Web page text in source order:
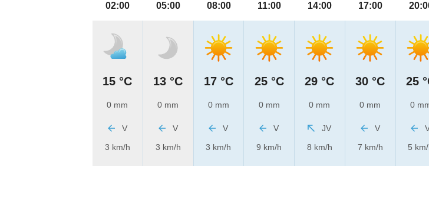
02:00
15 °C
0 mm
V
3 km/h
05:00
13 °C
0 mm
V
3 km/h
08:00
17 °C
0 mm
V
3 km/h
11:00
25 °C
0 mm
V
9 km/h
14:00
29 °C
0 mm
JV
8 km/h
17:00
30 °C
0 mm
V
7 km/h
25
0
5